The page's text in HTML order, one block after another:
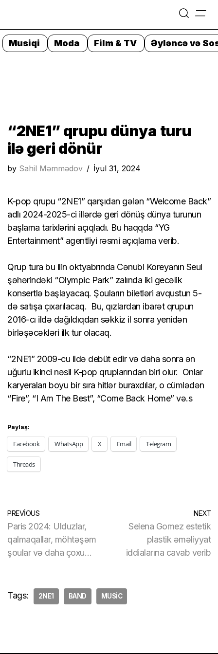
Skip
to
content
=
Musiqi Moda Film & TV Əyləncə və
“2NE1” qrupu dünya turu
ilə geri dönür
by Sahil Məmmədov İyul 31, 2024
K-pop qrupu “2NE1” qarşıdan gələn “Welcome Back”
adlı 2024-2025-ci illərdə geri dönüş dünya turunun
başlama tarixlərini açıqladı. Bu haqqda “YG
Entertainment” agentliyi rəsmi açıqlama verib.
Qrup tura bu ilin oktyabrında Cənubi Koreyanın Seul
şəhərindəki “Olympic Park” zalında iki gecəlik
konsertlə başlayacaq. Şouların biletləri avqustun 5-
də satışa çıxarılacaq. Bu, qızlardan ibarət qrupun
2016-cı ildə dağıldıqdan səkkiz il sonra yenidən
birləşəcəkləri ilk tur olacaq.
“2NE1” 2009-cu ildə debüt edir və daha sonra ən
uğurlu ikinci nəsil K-pop qruplarından biri olur. Onlar
karyeraları boyu bir sıra hitlər buraxdılar, o cümlədən
“Fire”, “I Am The Best”, “Come Back Home” və.s
Paylaş:
Facebook WhatsApp X Email Telegram
Threads
PREVIOUS
Paris 2024: Ulduzlar,
qalmaqallar, möhtəşəm
şoular və daha çoxu…
NEXT
Selena Gomez estetik
plastik əməliyyat
iddialarına cavab verib
Tags: 2NE1 BAND MUSIC